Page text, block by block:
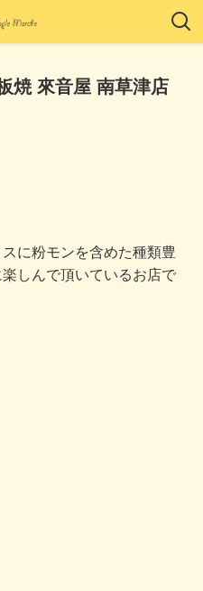
焼 來音屋 南草津店
に粉モンを含めた種類豊
しんで頂いているお店で